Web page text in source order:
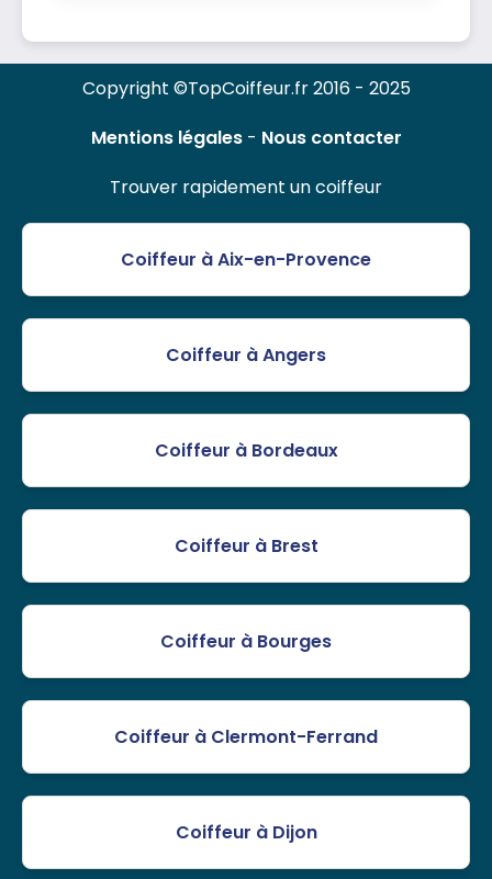
Copyright ©TopCoiffeur.fr 2016 - 2025
Mentions légales- Nous contacter
Trouver rapidement un coiffeur
Coiffeur à Aix-en-Provence
Coiffeur à Angers
Coiffeur à Bordeaux
Coiffeur à Brest
Coiffeur à Bourges
Coiffeur à Clermont-Ferrand
Coiffeur à Dijon